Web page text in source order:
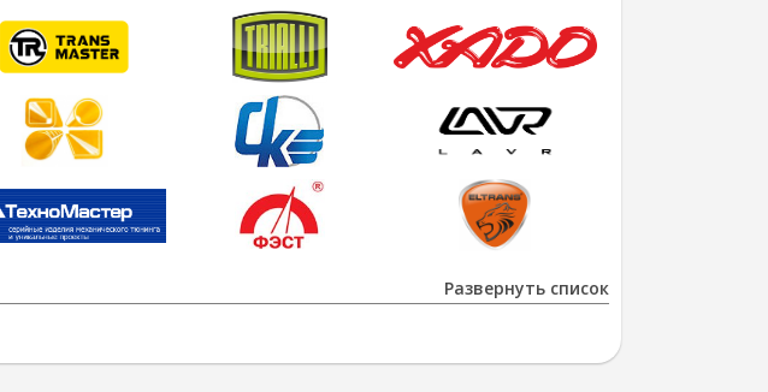
Развернуть список